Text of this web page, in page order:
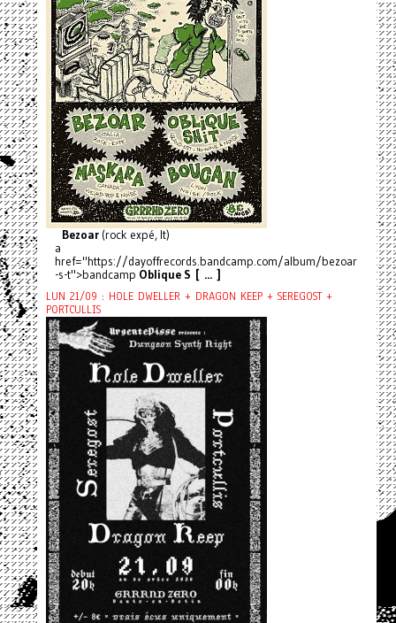
Bezoar(rock expé, It)
a
href="https://dayoffrecords.bandcamp.com/album/bezoar
-s-t">bandcamp Oblique S [ ... ]
LUN 21/09 : HOLE DWELLER + DRAGON KEEP + SEREGOST +
PORTCULLIS